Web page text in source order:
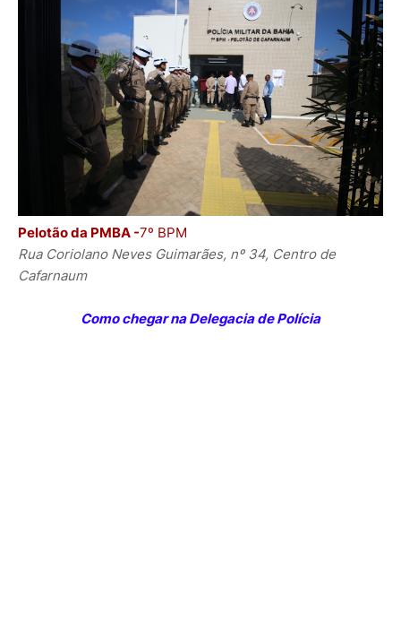
Pelotão da PMBA -7º BPM
Rua Coriolano Neves Guimarães, nº 34, Centro de
Cafarnaum
Como chegar na Delegacia de Polícia